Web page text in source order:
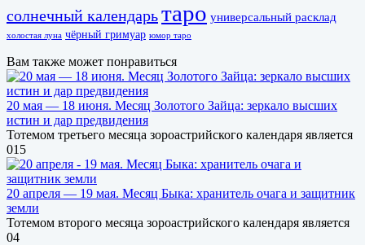
солнечный календарьтаро универсальный расклад
холостая луна чёрный гримуар юмор таро
Вам также может понравиться
20 мая — 18 июня. Месяц Золотого Зайца: зеркало высших
истин и дар предвидения
Тотемом третьего месяца зороастрийского календаря является
015
20 апреля — 19 мая. Месяц Быка: хранитель очага и защитник
земли
Тотемом второго месяца зороастрийского календаря является
04